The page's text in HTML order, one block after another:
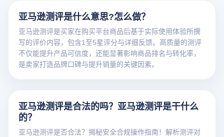
亚马逊测评是什么意思?怎么做？
亚马逊测评是买家在购买平台商品后基于实际使用体验所撰
写的评价内容，包含1至5星评分与详细反馈。高质量的测评
不仅能提升产品可信度，还能显著影响商品排名与转化率，
是卖家打造品牌口碑与提升销量的关键因素。
亚马逊测评是合法的吗？亚马逊测评是干什么
的？
亚马逊测评是否合法？揭秘安全合规操作指南！解析测评对